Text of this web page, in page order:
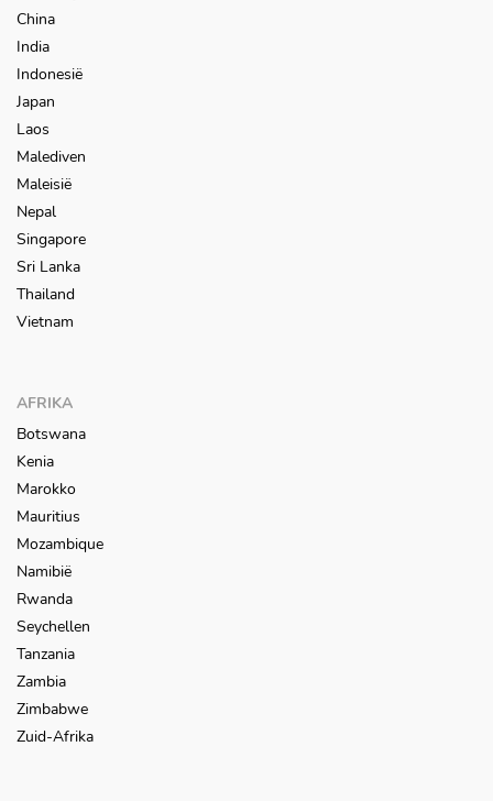
China
India
Indonesië
Japan
Laos
Malediven
Maleisië
Nepal
Singapore
Sri Lanka
Thailand
Vietnam
AFRIKA
Botswana
Kenia
Marokko
Mauritius
Mozambique
Namibië
Rwanda
Seychellen
Tanzania
Zambia
Zimbabwe
Zuid-Afrika